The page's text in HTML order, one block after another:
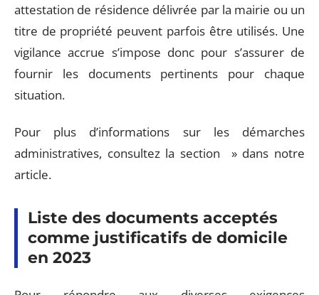
attestation de résidence délivrée par la mairie ou un
titre de propriété peuvent parfois être utilisés. Une
vigilance accrue s’impose donc pour s’assurer de
fournir les documents pertinents pour chaque
situation.
Pour plus d’informations sur les démarches
administratives, consultez la section » dans notre
article.
Liste des documents acceptés
comme justificatifs de domicile
en 2023